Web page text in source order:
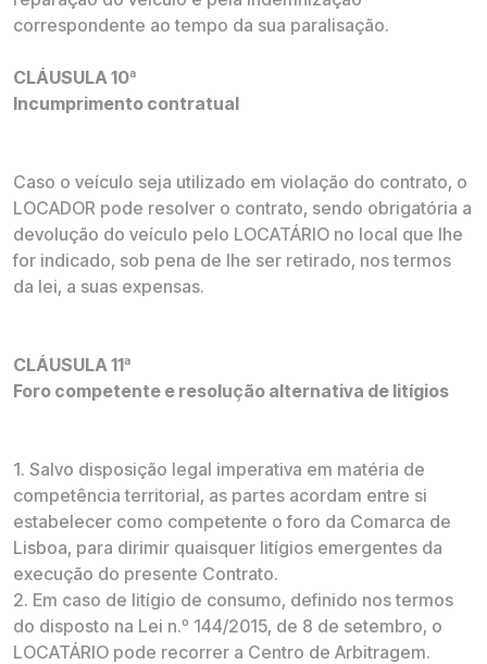
correspondente ao tempo da sua paralisação.
CLÁUSULA 10ª
Incumprimento contratual
Caso o veículo seja utilizado em violação do contrato, o
LOCADOR pode resolver o contrato, sendo obrigatória a
devolução do veículo pelo LOCATÁRIO no local que lhe
for indicado, sob pena de lhe ser retirado, nos termos
da lei, a suas expensas.
CLÁUSULA 11ª
Foro competente e resolução alternativa de litígios
1. Salvo disposição legal imperativa em matéria de
competência territorial, as partes acordam entre si
estabelecer como competente o foro da Comarca de
Lisboa, para dirimir quaisquer litígios emergentes da
execução do presente Contrato.
2. Em caso de litígio de consumo, definido nos termos
do disposto na Lei n.º 144/2015, de 8 de setembro, o
LOCATÁRIO pode recorrer a Centro de Arbitragem.